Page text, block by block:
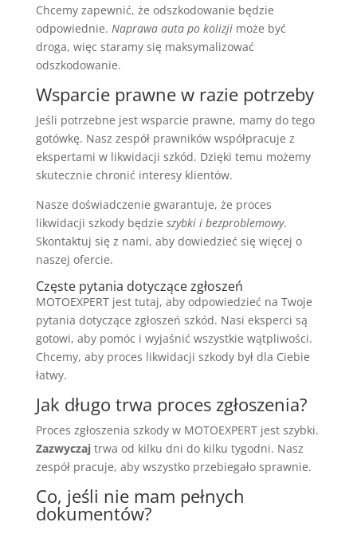
Chcemy zapewnić, że odszkodowanie będzie
odpowiednie. Naprawa auta po kolizjimoże być
droga, więc staramy się maksymalizować
odszkodowanie.
Wsparcie prawne w razie potrzeby
Jeśli potrzebne jest wsparcie prawne, mamy do tego
gotówkę. Nasz zespół prawników współpracuje z
ekspertami w likwidacji szkód. Dzięki temu możemy
skutecznie chronić interesy klientów.
Nasze doświadczenie gwarantuje, że proces
likwidacji szkody będzie szybki i bezproblemowy.
Skontaktuj się z nami, aby dowiedzieć się więcej o
naszej ofercie.
Częste pytania dotyczące zgłoszeń
MOTOEXPERT jest tutaj, aby odpowiedzieć na Twoje
pytania dotyczące zgłoszeń szkód. Nasi eksperci są
gotowi, aby pomóc i wyjaśnić wszystkie wątpliwości.
Chcemy, aby proces likwidacji szkody był dla Ciebie
łatwy.
Jak długo trwa proces zgłoszenia?
Proces zgłoszenia szkody w MOTOEXPERT jest szybki.
Zazwyczajtrwa od kilku dni do kilku tygodni. Nasz
zespół pracuje, aby wszystko przebiegało sprawnie.
Co, jeśli nie mam pełnych
dokumentów?